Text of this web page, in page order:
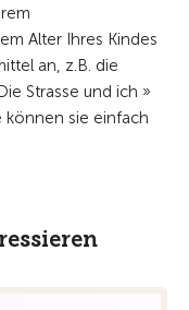
Alter Ihres Kindes
an, z.B. die
Strasse und ich »
können sie einfach